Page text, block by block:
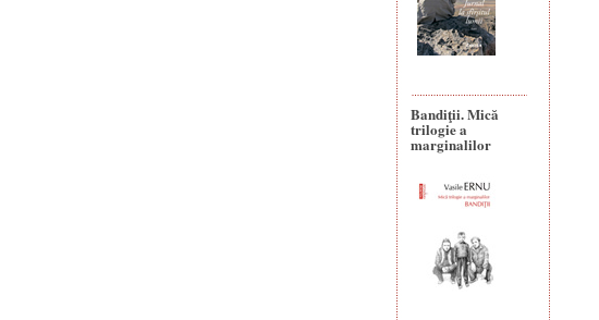
Bandiţii. Mică
trilogie a
marginalilor